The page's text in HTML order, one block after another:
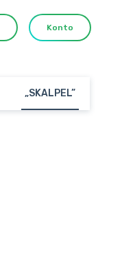
Konto
„SKALPEL”